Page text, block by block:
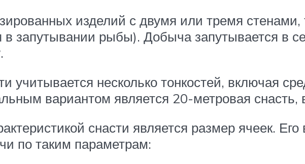
изделий с двумя или тремя
в запутывании рыбы). Добыча запутывается в
учитывается несколько тонкостей, включая
вариантом является 20-метровая снасть,
снасти является размер ячеек.
по таким параметрам: